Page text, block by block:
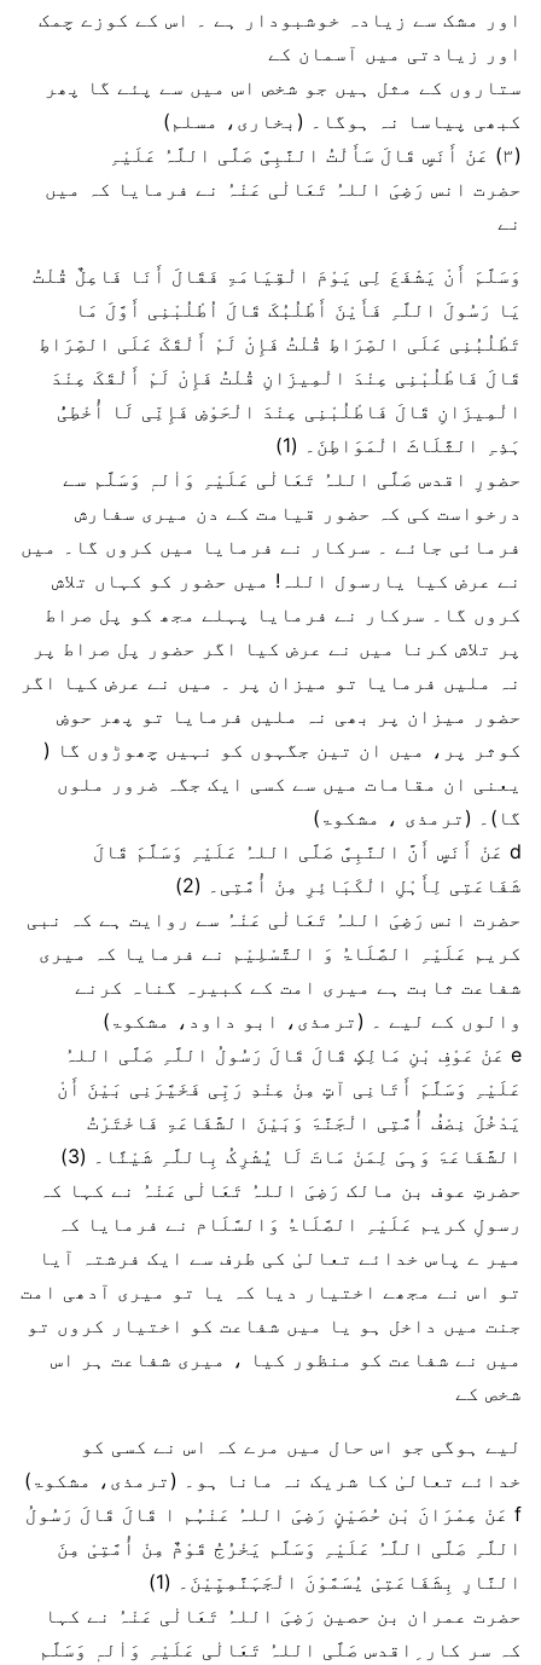
اور مشک سے زیادہ خوشبودار ہے ۔ اس کے کوزے چمک
اور زیادتی میں آسمان کے
ستاروں کے مثل ہیں جو شخص اس میں سے پئے گا پھر
کبھی پیاسا نہ ہوگا۔ (بخاری، مسلم)
(۳) عَنْ أَنَسٍ قَالَ سَأَلْتُ النَّبِیَّ صَلَّی اللَّہُ عَلَیْہِ
حضرت انس رَضِیَ اللہُ تَعَالٰی عَنْہُ نے فرمایا کہ میں
نے
وَسَلَّمَ أَنْ یَشْفَعَ لِی یَوْمَ الْقِیَامَۃِ فَقَالَ أَنَا فَاعِلٌ قُلْتُ
یَا رَسُولَ اللَّہِ فَأَیْنَ أَطْلُبُکَ قَالَ اُطْلُبْنِی أَوَّلَ مَا
تَطْلُبُنِی عَلَی الصِّرَاطِ قُلْتُ فَإِنْ لَمْ أَلْقَکَ عَلَی الصِّرَاطِ
قَالَ فَاطْلُبْنِی عِنْدَ الْمِیزَانِ قُلْتُ فَإِنْ لَمْ أَلْقَکَ عِنْدَ
الْمِیزَانِ قَالَ فَاطْلُبْنِی عِنْدَ الْحَوْضِ فَإِنِّی لَا أُخْطِیُٔ
ہَذِہِ الثَّلَاثَ الْمَوَاطِنَ۔ (1)
حضورِ اقدس صَلَّی اللہُ تَعَالٰی عَلَیْہِ وَاٰلہٖ وَسَلَّم سے
درخواست کی کہ حضور قیامت کے دن میری سفارش
فرمائی جائے ۔ سرکار نے فرمایا میں کروں گا۔ میں
نے عرض کیا یارسول اللہ! میں حضور کو کہاں تلاش
کروں گا۔ سرکار نے فرمایا پہلے مجھ کو پل صراط
پر تلاش کرنا میں نے عرض کیا اگر حضور پل صراط پر
نہ ملیں فرمایا تو میزان پر ۔ میں نے عرض کیا اگر
حضور میزان پر بھی نہ ملیں فرمایا تو پھر حوضِ
کوثر پر، میں ان تین جگہوں کو نہیں چھوڑوں گا (
یعنی ان مقامات میں سے کسی ایک جگہ ضرور ملوں
گا)۔ (ترمذی ، مشکوۃ)
d عَنْ أَنَسٍ أَنَّ النَّبِیَّ صَلَّی اللہُ عَلَیْہِ وَسَلَّمَ قَالَ
شَفَاعَتِی لِأَہْلِ الْکَبَائِرِ مِنْ أُمَّتِی۔ (2)
حضرت انس رَضِیَ اللہُ تَعَالٰی عَنْہُ سے روایت ہے کہ نبی
کریم عَلَیْہِ الصَّلَاۃُ وَ التَّسْلِیْم نے فرمایا کہ میری
شفاعت ثابت ہے میری امت کے کبیرہ گناہ کرنے
والوں کے لیے ۔ (ترمذی، ابو داود، مشکوۃ)
e عَنْ عَوْفِ بْنِ مَالِکٍ قَالَ قَالَ رَسُولُ اللَّہِ صَلَّی اللہُ
عَلَیْہِ وَسَلَّمَ أَتَانِی آتٍ مِنْ عِنْدِ رَبِّی فَخَیَّرَنِی بَیْنَ أَنْ
یَدْخُلَ نِصْفُ أُمَّتِی الْجَنَّۃَ وَبَیْنَ الشَّفَاعَۃِ فَاخْتَرْتُ
الشَّفَاعَۃَ وَہِیَ لِمَنْ مَاتَ لَا یُشْرِکُ بِاللَّہِ شَیْئًا۔ (3)
حضرتِ عوف بن مالک رَضِیَ اللہُ تَعَالٰی عَنْہُ نے کہا کہ
رسولِ کریم عَلَیْہِ الصَّلَاۃُ وَالسَّلَام نے فرمایا کہ
میر ے پاس خدائے تعالیٰ کی طرف سے ایک فرشتہ آیا
تو اس نے مجھے اختیار دیا کہ یا تو میری آدھی امت
جنت میں داخل ہو یا میں شفاعت کو اختیار کروں تو
میں نے شفاعت کو منظور کیا ، میری شفاعت ہر اس
شخص کے
لیے ہوگی جو اس حال میں مرے کہ اس نے کسی کو
خدائے تعالیٰ کا شریک نہ مانا ہو۔ (ترمذی، مشکوۃ)
f عَنْ عِمْرَانَ بْن حُصَیْنٍ رَضِیَ اللہُ عَنْہُم ا قَالَ قَالَ رَسُولُ
اللَّہِ صَلَّی اللَّہُ عَلَیْہِ وَسَلَّم یَخْرُجُ قَوْمٌ مِنْ أُمَّتِیْ مِنَ
النَّارِ بِشَفَاعَتِیْ یُسَمَّوْنَ الْجَہَنَّمِیِّیْنَ۔ (1)
حضرت عمران بن حصین رَضِیَ اللہُ تَعَالٰی عَنْہُ نے کہا
کہ سر کار ِاقدس صَلَّی اللہُ تَعَالٰی عَلَیْہِ وَاٰلہٖ وَسَلَّم